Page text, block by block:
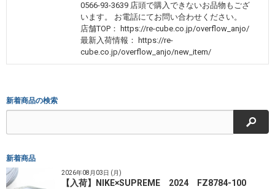
0566-93-3639 店頭で購入できないお品物もござ
います。 お電話にてお問い合わせください。
店舗TOP： https://re-cube.co.jp/overflow_anjo/
最新入荷情報： https://re-
cube.co.jp/overflow_anjo/new_item/
新着商品の検索
検索
新着商品
2026年08月03日 (月)
【入荷】NIKE×SUPREME 2024 FZ8784-100